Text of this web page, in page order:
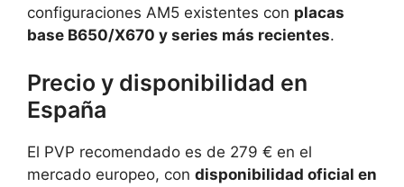
configuraciones AM5 existentes con placas
base B650/X670 y series más recientes.
Precio y disponibilidad en
España
El PVP recomendado es de 279 € en el
mercado europeo, con disponibilidad oficial en